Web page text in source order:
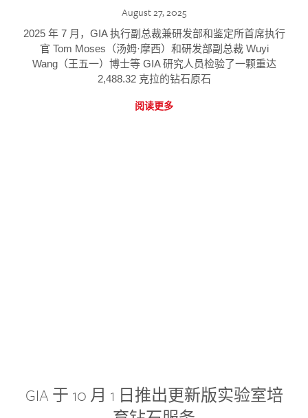
August 27, 2025
2025 年 7 月，GIA 执行副总裁兼研发部和鉴定所首席执行
官 Tom Moses（汤姆·摩西）和研发部副总裁 Wuyi
Wang（王五一）博士等 GIA 研究人员检验了一颗重达
2,488.32 克拉的钻石原石
阅读更多
GIA 于 10 月 1 日推出更新版实验室培